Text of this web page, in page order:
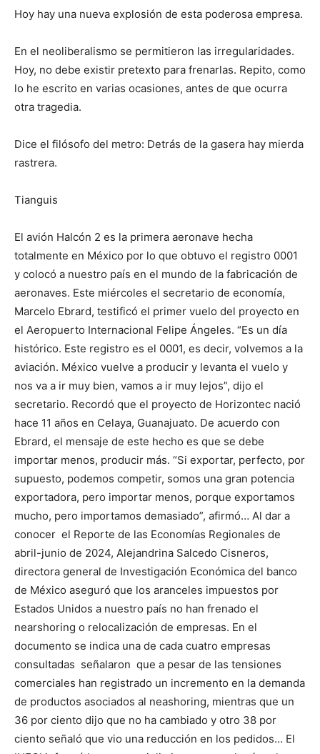
Hoy hay una nueva explosión de esta poderosa empresa.
En el neoliberalismo se permitieron las irregularidades.
Hoy, no debe existir pretexto para frenarlas. Repito, como
lo he escrito en varias ocasiones, antes de que ocurra
otra tragedia.
Dice el filósofo del metro: Detrás de la gasera hay mierda
rastrera.
Tianguis
El avión Halcón 2 es la primera aeronave hecha
totalmente en México por lo que obtuvo el registro 0001
y colocó a nuestro país en el mundo de la fabricación de
aeronaves. Este miércoles el secretario de economía,
Marcelo Ebrard, testificó el primer vuelo del proyecto en
el Aeropuerto Internacional Felipe Ángeles. “Es un día
histórico. Este registro es el 0001, es decir, volvemos a la
aviación. México vuelve a producir y levanta el vuelo y
nos va a ir muy bien, vamos a ir muy lejos”, dijo el
secretario. Recordó que el proyecto de Horizontec nació
hace 11 años en Celaya, Guanajuato. De acuerdo con
Ebrard, el mensaje de este hecho es que se debe
importar menos, producir más. “Si exportar, perfecto, por
supuesto, podemos competir, somos una gran potencia
exportadora, pero importar menos, porque exportamos
mucho, pero importamos demasiado”, afirmó… Al dar a
conocer el Reporte de las Economías Regionales de
abril-junio de 2024, Alejandrina Salcedo Cisneros,
directora general de Investigación Económica del banco
de México aseguró que los aranceles impuestos por
Estados Unidos a nuestro país no han frenado el
nearshoring o relocalización de empresas. En el
documento se indica una de cada cuatro empresas
consultadas señalaron que a pesar de las tensiones
comerciales han registrado un incremento en la demanda
de productos asociados al neashoring, mientras que un
36 por ciento dijo que no ha cambiado y otro 38 por
ciento señaló que vio una reducción en los pedidos… El